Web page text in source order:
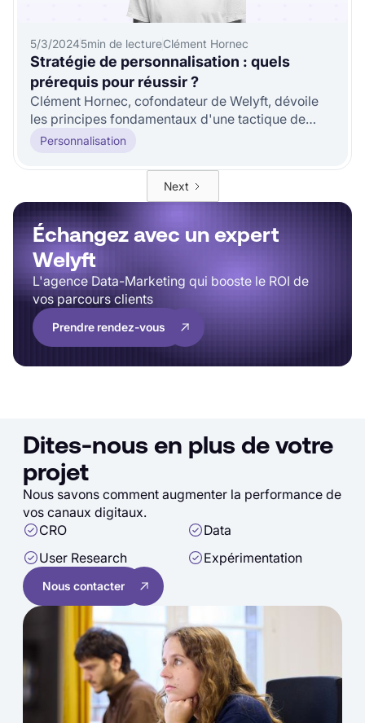
5/3/20245min de lectureClément Hornec
Stratégie de personnalisation : quels
prérequis pour réussir ?
Clément Hornec, cofondateur de Welyft, dévoile
les principes fondamentaux d'une tactique de
personnalisation productive qui
Personnalisation
Next
Échangez avec un expert
Welyft
L'agence Data-Marketing qui booste le ROI de
vos parcours clients
Prendre rendez-vous
Dites-nous en plus de votre
projet
Nous savons comment augmenter la performance de
vos canaux digitaux.
CRO
Data
User Research
Expérimentation
Nous contacter